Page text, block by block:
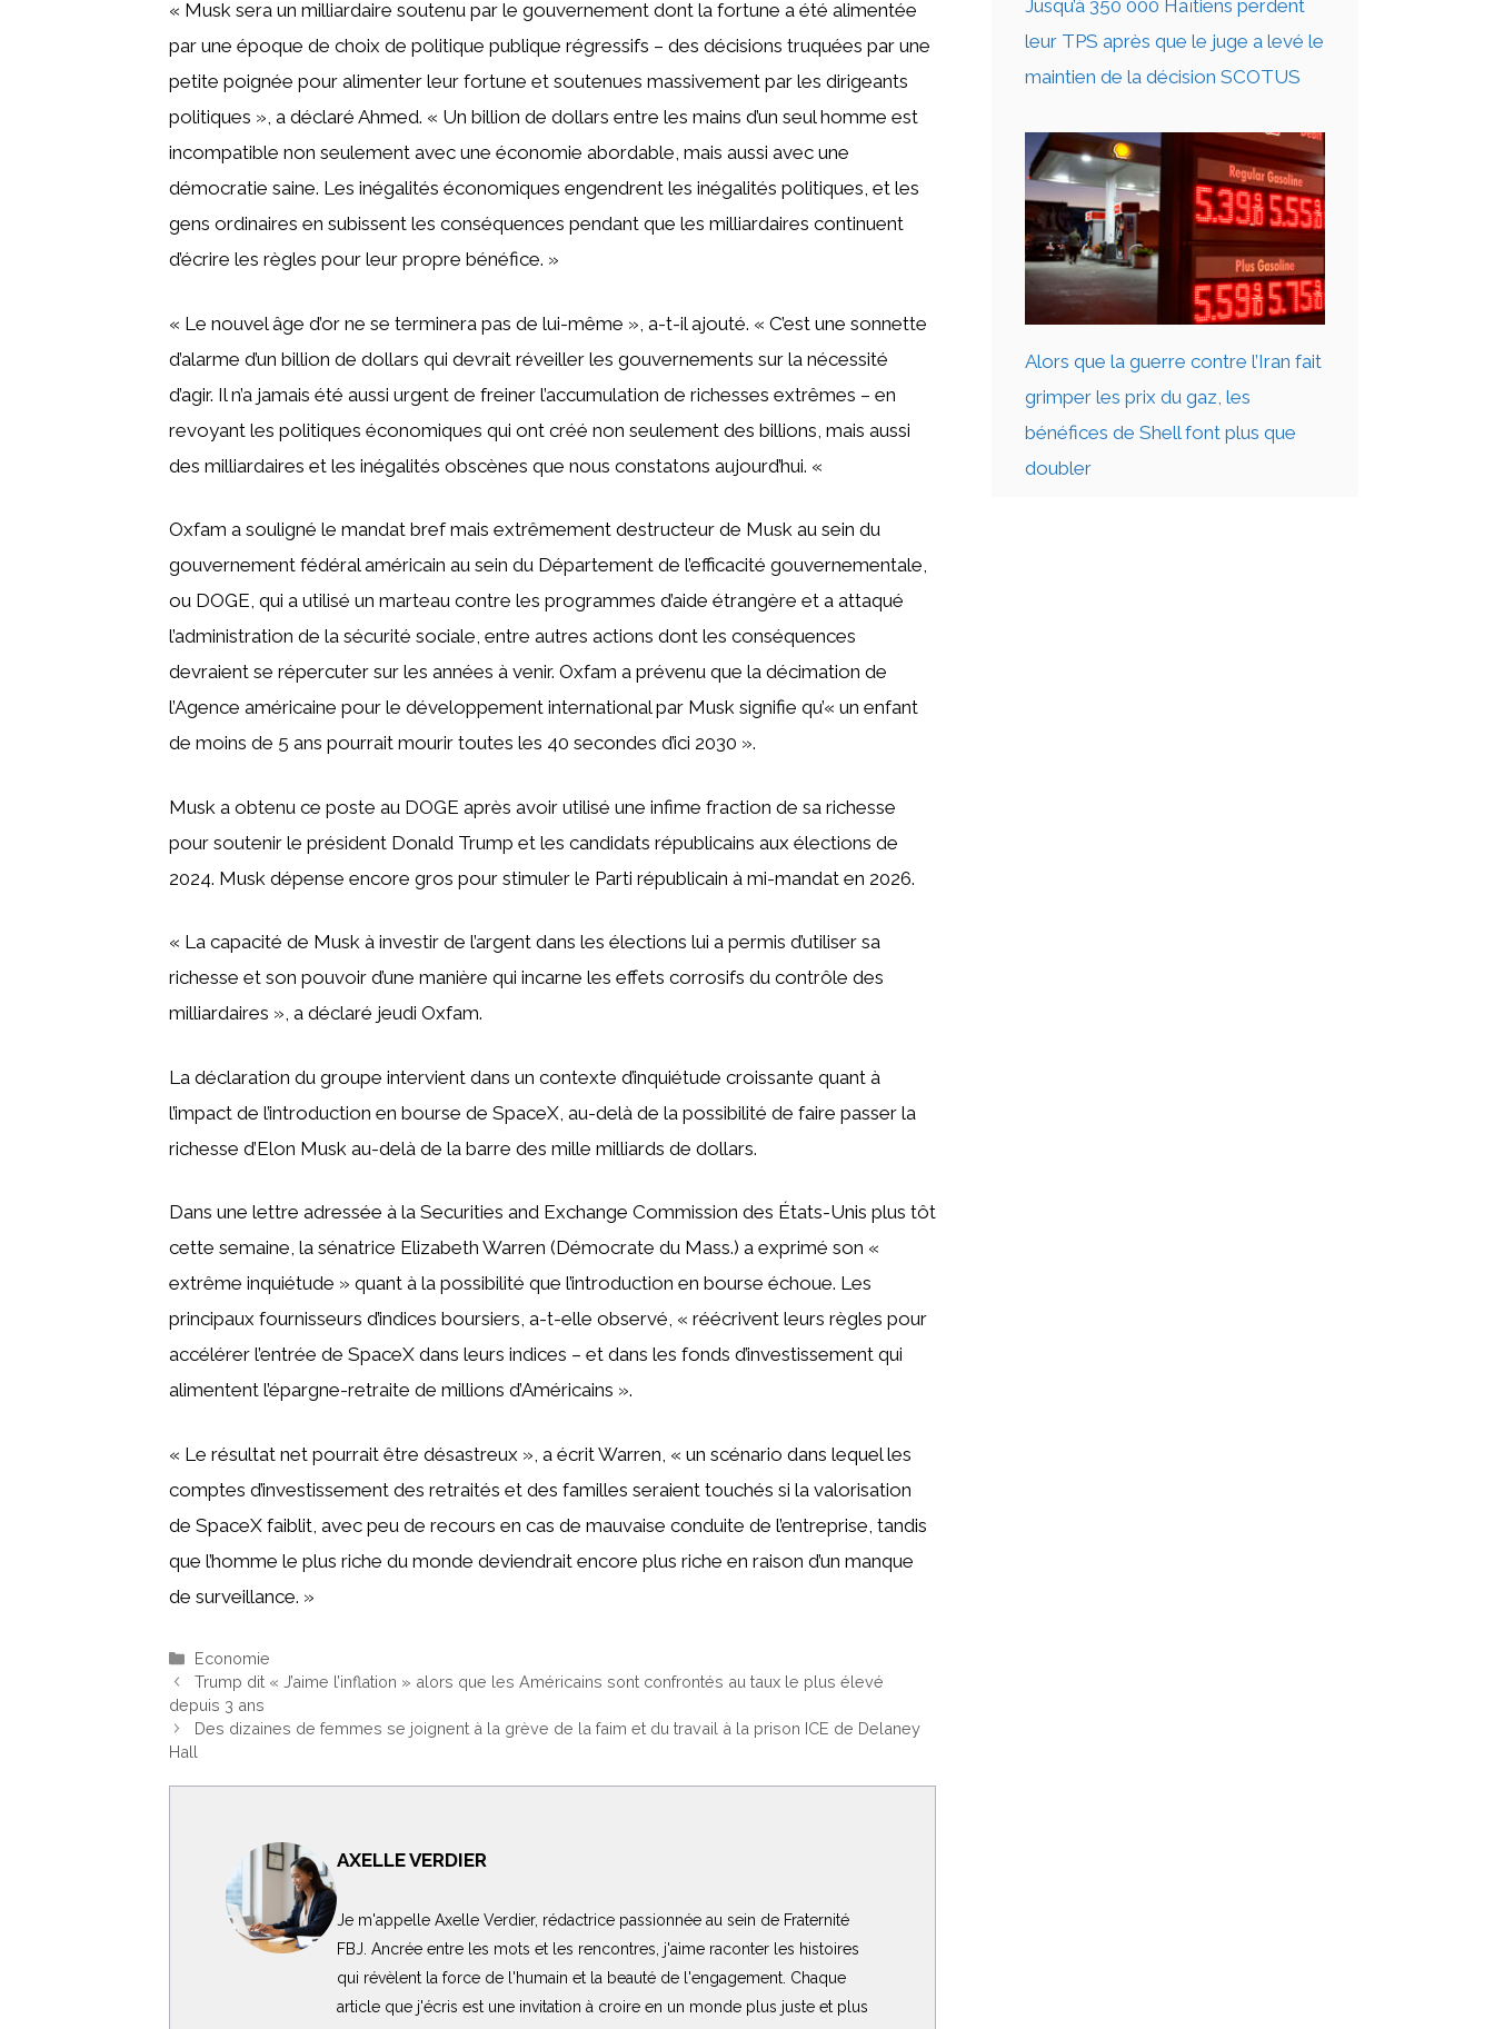
« Musk sera un milliardaire soutenu par le gouvernement dont la fortune a été alimentée
par une époque de choix de politique publique régressifs – des décisions truquées par une
petite poignée pour alimenter leur fortune et soutenues massivement par les dirigeants
politiques », a déclaré Ahmed. « Un billion de dollars entre les mains d’un seul homme est
incompatible non seulement avec une économie abordable, mais aussi avec une
démocratie saine. Les inégalités économiques engendrent les inégalités politiques, et les
gens ordinaires en subissent les conséquences pendant que les milliardaires continuent
d’écrire les règles pour leur propre bénéfice. »
« Le nouvel âge d’or ne se terminera pas de lui-même », a-t-il ajouté. « C’est une sonnette
d’alarme d’un billion de dollars qui devrait réveiller les gouvernements sur la nécessité
d’agir. Il n’a jamais été aussi urgent de freiner l’accumulation de richesses extrêmes – en
revoyant les politiques économiques qui ont créé non seulement des billions, mais aussi
des milliardaires et les inégalités obscènes que nous constatons aujourd’hui. «
Oxfam a souligné le mandat bref mais extrêmement destructeur de Musk au sein du
gouvernement fédéral américain au sein du Département de l’efficacité gouvernementale,
ou DOGE, qui a utilisé un marteau contre les programmes d’aide étrangère et a attaqué
l’administration de la sécurité sociale, entre autres actions dont les conséquences
devraient se répercuter sur les années à venir. Oxfam a prévenu que la décimation de
l’Agence américaine pour le développement international par Musk signifie qu’« un enfant
de moins de 5 ans pourrait mourir toutes les 40 secondes d’ici 2030 ».
Musk a obtenu ce poste au DOGE après avoir utilisé une infime fraction de sa richesse
pour soutenir le président Donald Trump et les candidats républicains aux élections de
2024. Musk dépense encore gros pour stimuler le Parti républicain à mi-mandat en 2026.
« La capacité de Musk à investir de l’argent dans les élections lui a permis d’utiliser sa
richesse et son pouvoir d’une manière qui incarne les effets corrosifs du contrôle des
milliardaires », a déclaré jeudi Oxfam.
La déclaration du groupe intervient dans un contexte d’inquiétude croissante quant à
l’impact de l’introduction en bourse de SpaceX, au-delà de la possibilité de faire passer la
richesse d’Elon Musk au-delà de la barre des mille milliards de dollars.
Dans une lettre adressée à la Securities and Exchange Commission des États-Unis plus tôt
cette semaine, la sénatrice Elizabeth Warren (Démocrate du Mass.) a exprimé son «
extrême inquiétude » quant à la possibilité que l’introduction en bourse échoue. Les
principaux fournisseurs d’indices boursiers, a-t-elle observé, « réécrivent leurs règles pour
accélérer l’entrée de SpaceX dans leurs indices – et dans les fonds d’investissement qui
alimentent l’épargne-retraite de millions d’Américains ».
« Le résultat net pourrait être désastreux », a écrit Warren, « un scénario dans lequel les
comptes d’investissement des retraités et des familles seraient touchés si la valorisation
de SpaceX faiblit, avec peu de recours en cas de mauvaise conduite de l’entreprise, tandis
que l’homme le plus riche du monde deviendrait encore plus riche en raison d’un manque
de surveillance. »
Catégories
Economie
Trump dit « J’aime l’inflation » alors que les Américains sont confrontés au taux le plus élevé
depuis 3 ans
Des dizaines de femmes se joignent à la grève de la faim et du travail à la prison ICE de Delaney
Hall
AXELLE VERDIER
Je m'appelle Axelle Verdier, rédactrice passionnée au sein de Fraternité
FBJ. Ancrée entre les mots et les rencontres, j'aime raconter les histoires
qui révèlent la force de l'humain et la beauté de l'engagement. Chaque
article que j'écris est une invitation à croire en un monde plus juste et plus
Jusqu’à 350 000 Haïtiens perdent
leur TPS après que le juge a levé le
maintien de la décision SCOTUS
Alors que la guerre contre l’Iran fait
grimper les prix du gaz, les
bénéfices de Shell font plus que
doubler